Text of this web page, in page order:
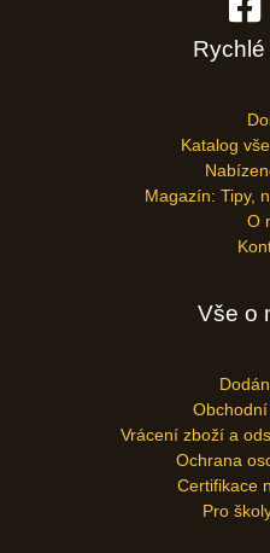
Katalog
Magazín: Tipy,
O
Vše o
Vrácení zboží a
Ochrana
Certifikace
Pro